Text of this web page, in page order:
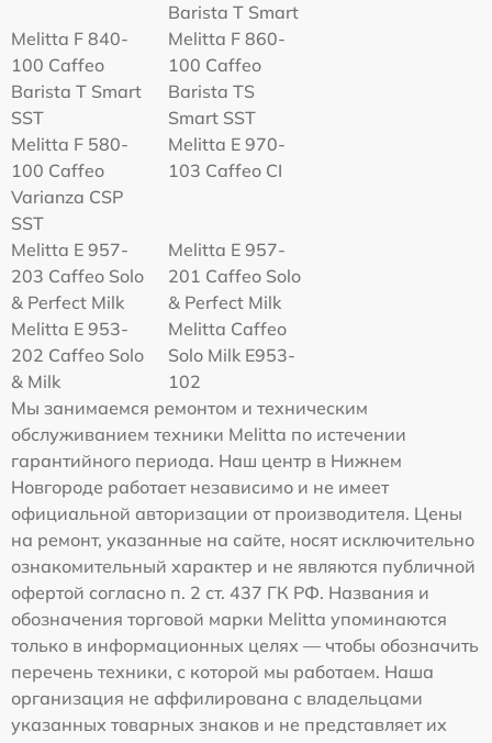
Barista T Smart
Melitta F 840-
100 Caffeo
Barista T Smart
SST
Melitta F 860-
100 Caffeo
Barista TS
Smart SST
Melitta F 580-
100 Caffeo
Varianza CSP
SST
Melitta Е 970-
103 Caffeo CI
Melitta E 957-
203 Caffeo Solo
& Perfect Milk
Melitta E 957-
201 Caffeo Solo
& Perfect Milk
Melitta Е 953-
202 Caffeo Solo
& Milk
Melitta Caffeo
Solo Milk E953-
102
Мы занимаемся ремонтом и техническим
обслуживанием техники Melitta по истечении
гарантийного периода. Наш центр в Нижнем
Новгороде работает независимо и не имеет
официальной авторизации от производителя. Цены
на ремонт, указанные на сайте, носят исключительно
ознакомительный характер и не являются публичной
офертой согласно п. 2 ст. 437 ГК РФ. Названия и
обозначения торговой марки Melitta упоминаются
только в информационных целях — чтобы обозначить
перечень техники, с которой мы работаем. Наша
организация не аффилирована с владельцами
указанных товарных знаков и не представляет их